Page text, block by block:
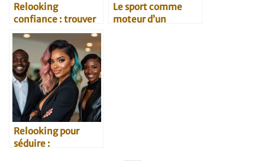
Relooking
confiance : trouver
son identité à
travers le style
Le sport comme
moteur d’un
Relooking pour
séduire :